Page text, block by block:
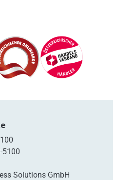
5100
Solutions GmbH